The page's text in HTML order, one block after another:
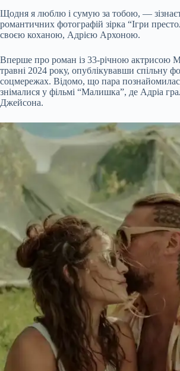
Щодня я люблю і сумую за тобою, —
романтичних фотографій зірка “Ігри
своєю коханою, Адрією Архоною.
Вперше про роман із 33-річною актрисою
травні 2024 року, опублікувавши спільну
соцмережах. Відомо, що пара
знімалися у фільмі “Малишка”, де Адріа
Джейсона.